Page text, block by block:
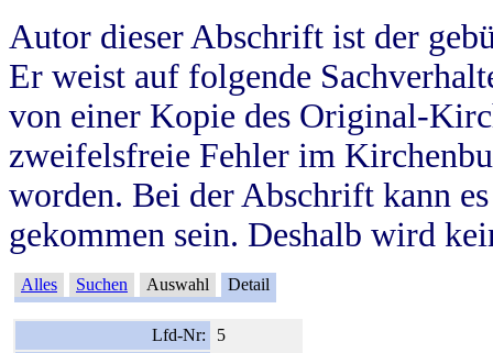
Autor dieser Abschrift ist der
Er weist auf folgende
von einer Kopie des Original-
zweifelsfreie Fehler im
worden. Bei der Abschrift kann
gekommen sein. Deshalb wird
Alles Suchen Auswahl Detail
Lfd-Nr:
5